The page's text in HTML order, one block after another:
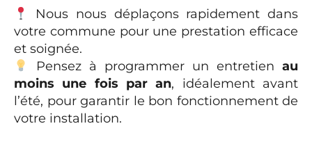
Nous nous déplaçons rapidement dans
votre commune pour une prestation efficace
et soignée.
Pensez à programmer un entretien au
moins une fois par an, idéalement avant
l’été, pour garantir le bon fonctionnement de
votre installation.